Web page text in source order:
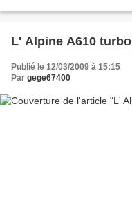
L' Alpine A610 turbo
Publié le 12/03/2009 à 15:15
Par gege67400